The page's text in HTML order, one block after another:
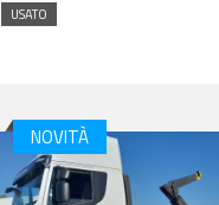
USATO
NOVITÀ